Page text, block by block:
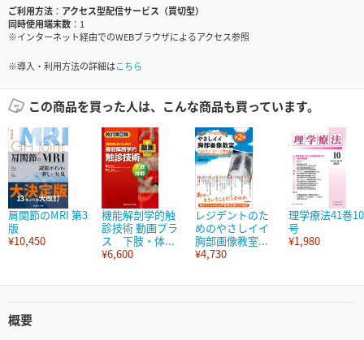
ご利用方法
アクセス型配信サービス（買切型）
同時使用端末数
1
※インターネット経由でのWEBブラウザによるアクセス参照
※導入・利用方法の詳細はこちら
この商品を買った人は、こんな商品も買っています。
肩関節のMRI 第3
版
¥10,450
機能解剖学的触
診技術 動画プラ
ス 下肢・体...
¥6,600
レジデントのた
めのやさしイイ
胸部画像教室...
¥4,730
理学療法41巻10
号
¥1,980
概要